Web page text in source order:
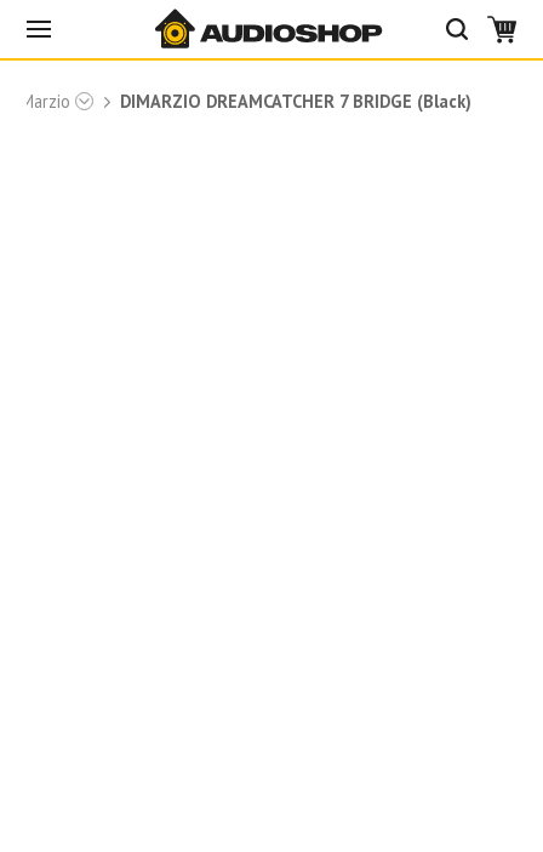
DiMarzio DIMARZIO DREAMCATCHER 7 BRIDGE (Black)